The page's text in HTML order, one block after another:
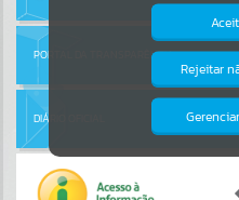
Por favor,
PÁGINAS
PORTAL DA TRANSPARÊNCIA
DIÁRIO OFICIAL
Rejeitar
Isto significa que
providenciados